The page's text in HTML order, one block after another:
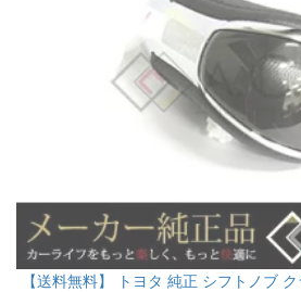
【送料無料】 トヨタ 純正 シフトノブ